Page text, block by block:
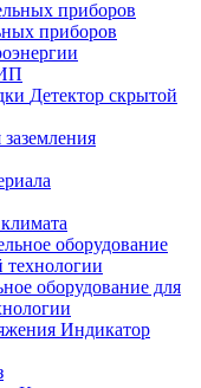
приборов
Детектор скрытой
оборудование для
Индикатор